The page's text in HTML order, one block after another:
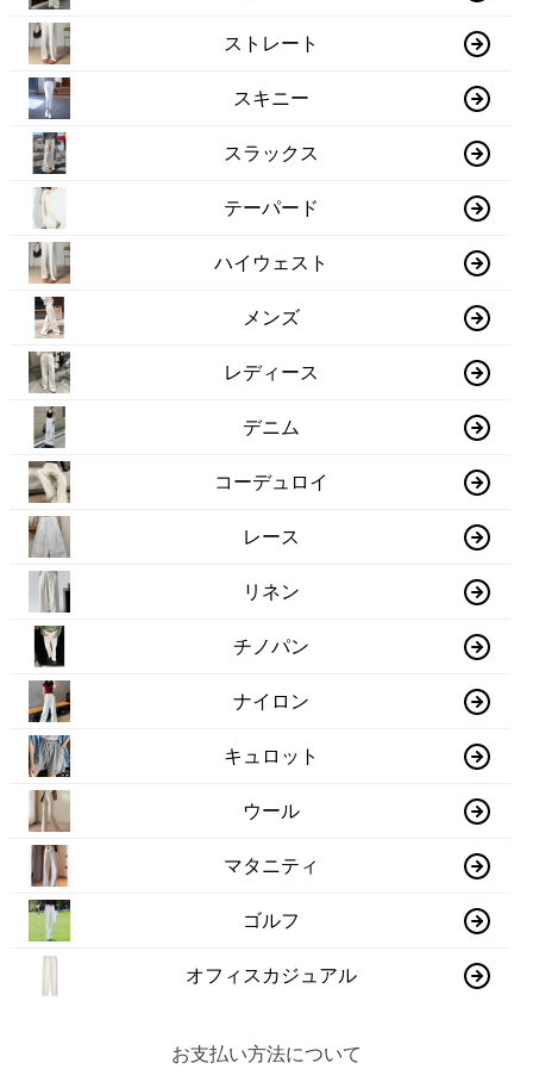
ストレート
スキニー
スラックス
テーパード
ハイウェスト
メンズ
レディース
デニム
コーデュロイ
レース
リネン
チノパン
ナイロン
キュロット
ウール
マタニティ
ゴルフ
オフィスカジュアル
お支払い方法について